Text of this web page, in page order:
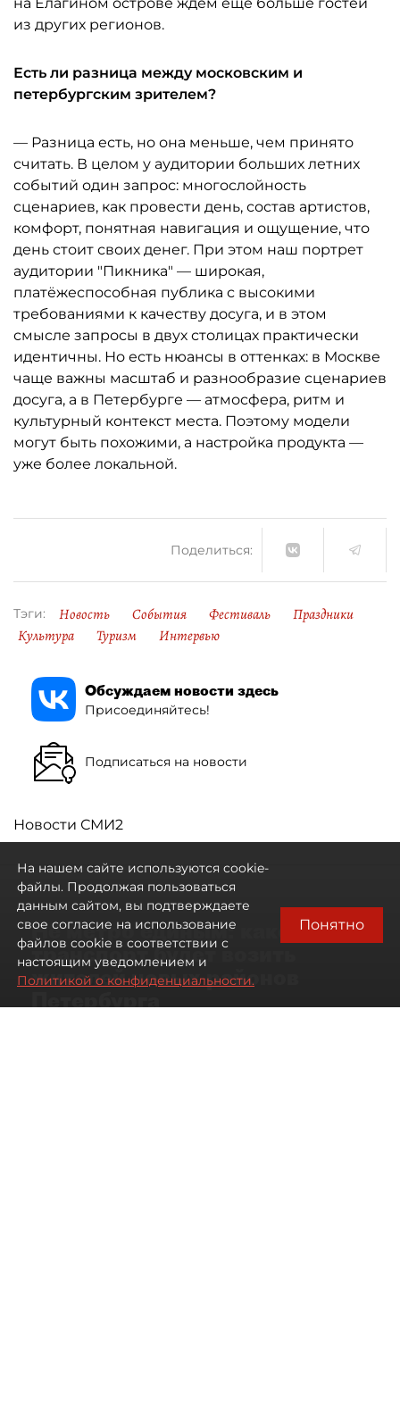
из других регионов.
Есть ли разница между московским и
петербургским зрителем?
— Разница есть, но она меньше, чем принято
считать. В целом у аудитории больших летних
событий один запрос: многослойность
сценариев, как провести день, состав артистов,
комфорт, понятная навигация и ощущение, что
день стоит своих денег. При этом наш портрет
аудитории "Пикника" — широкая,
платёжеспособная публика с высокими
требованиями к качеству досуга, и в этом
смысле запросы в двух столицах практически
идентичны. Но есть нюансы в оттенках: в Москве
чаще важны масштаб и разнообразие сценариев
досуга, а в Петербурге — атмосфера, ритм и
культурный контекст места. Поэтому модели
могут быть похожими, а настройка продукта —
уже более локальной.
Поделиться:
Тэги: Новость События Фестиваль
Праздники
Культура
Туризм Интервью
Обсуждаем новости здесь
Присоединяйтесь!
Подписаться на новости
Новости СМИ2
Не метро единым: какой
транспорт будет возить
жителей новых районов
Петербурга
На нашем сайте используются cookie-
файлы. Продолжая пользоваться
данным сайтом, вы подтверждаете
свое согласие на использование
файлов cookie в соответствии с
настоящим уведомлением и
Политикой о конфиденциальности.
Понятно